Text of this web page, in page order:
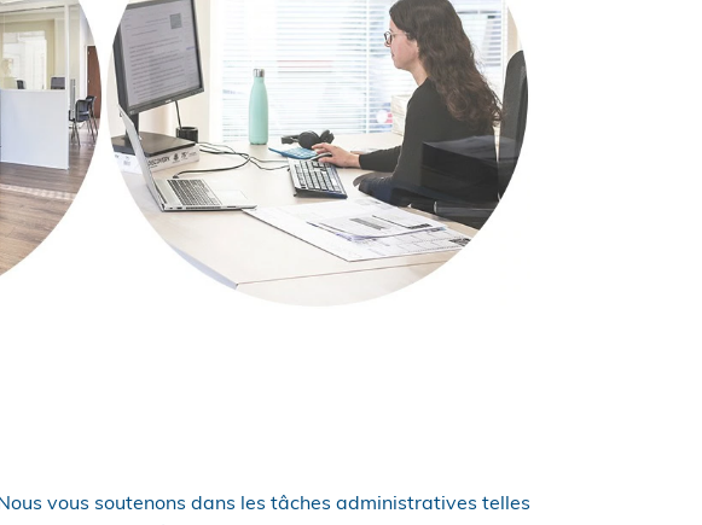
vous soutenons dans les tâches administratives telles